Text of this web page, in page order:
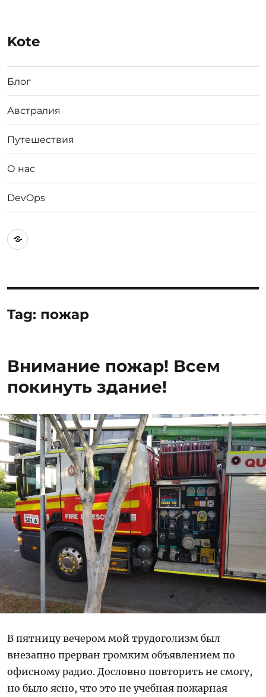
Kote
Блог
Австралия
Путешествия
О нас
DevOps
Австралия
Tag: пожар
Внимание пожар! Всем
покинуть здание!
В пятницу вечером мой трудоголизм был
внезапно прерван громким объявлением по
офисному радио. Дословно повторить не смогу,
но было ясно, что это не учебная пожарная